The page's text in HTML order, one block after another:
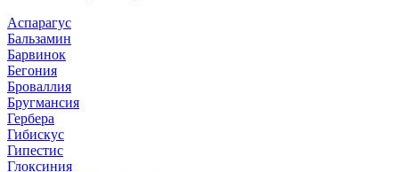
Аспарагус
Бальзамин
Барвинок
Бегония
Броваллия
Бругмансия
Гербера
Гибискус
Гипестис
Глоксиния